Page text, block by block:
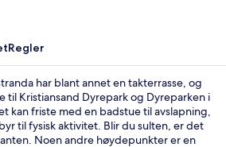
Regler
har blant annet en takterrasse, og
til Kristiansand Dyrepark og Dyreparken i
kan friste med en badstue til avslapning,
til fysisk aktivitet. Blir du sulten, er det
Noen andre høydepunkter er en